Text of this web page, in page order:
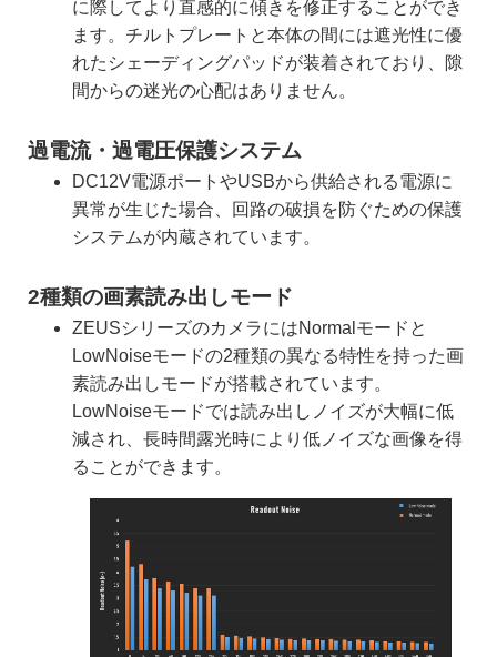
に際してより直感的に傾きを修正することができ
ます。チルトプレートと本体の間には遮光性に優
れたシェーディングパッドが装着されており、隙
間からの迷光の心配はありません。
過電流・過電圧保護システム
DC12V電源ポートやUSBから供給される電源に
異常が生じた場合、回路の破損を防ぐための保護
システムが内蔵されています。
2種類の画素読み出しモード
ZEUSシリーズのカメラにはNormalモードと
LowNoiseモードの2種類の異なる特性を持った画
素読み出しモードが搭載されています。
LowNoiseモードでは読み出しノイズが大幅に低
減され、長時間露光時により低ノイズな画像を得
ることができます。